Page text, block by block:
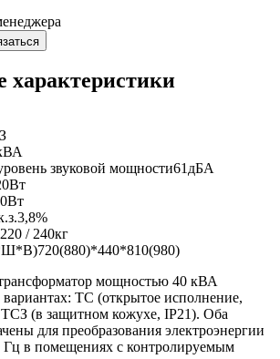
характеристики
звуковой мощности61дБА
3,8%
220 / 240кг
720(880)*440*810(980)
мощностью 40 кВА
вариантах: ТС (открытое исполнение,
ТСЗ (в защитном кожухе, IP21). Оба
для преобразования электроэнергии
Гц в помещениях с контролируемым